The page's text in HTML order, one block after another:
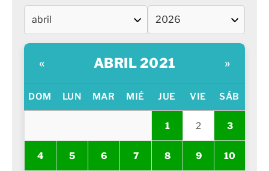
« ABRIL 2021 »
DOM LUN MAR MIÉ JUE VIE SÁB
1 2 3
4 5 6 7 8 9 10